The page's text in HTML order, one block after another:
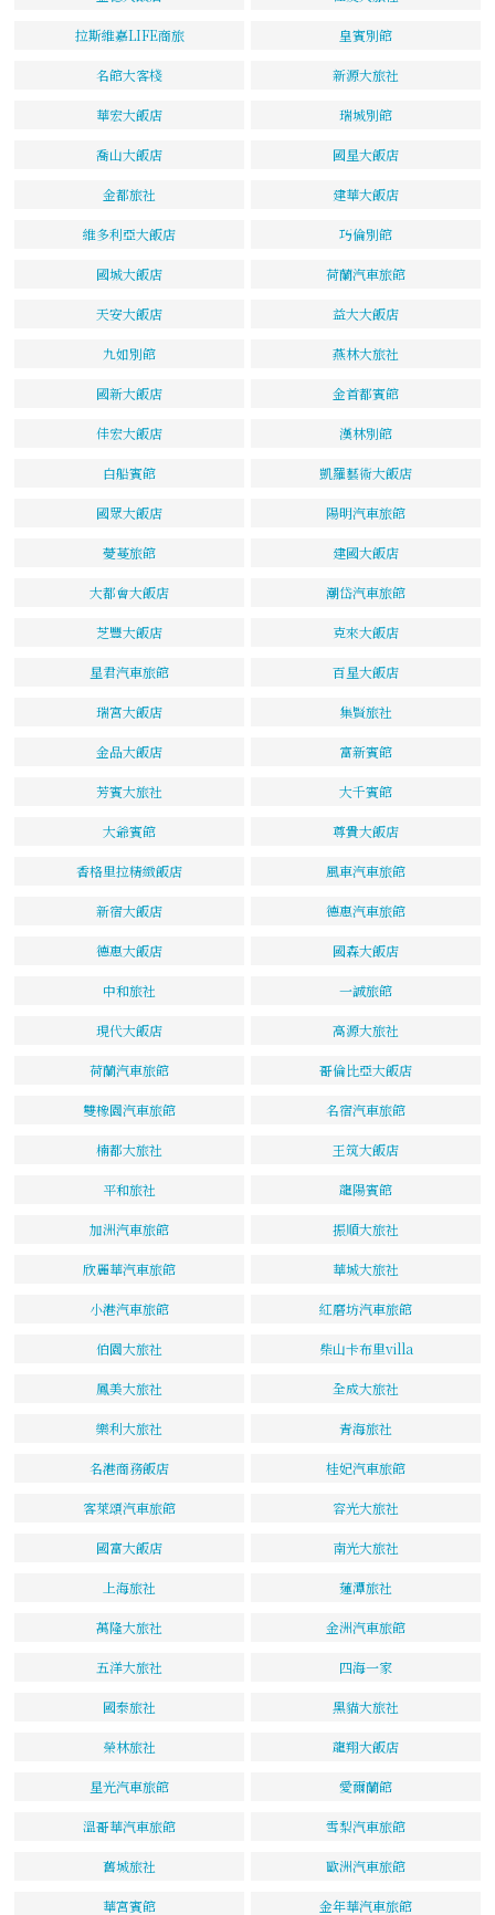
拉斯維嘉LIFE商旅 皇賓別館
名館大客棧 新源大旅社
華宏大飯店 瑞城別館
喬山大飯店 國星大飯店
金都旅社 建華大飯店
維多利亞大飯店 巧倫別館
國城大飯店 荷蘭汽車旅館
天安大飯店 益大大飯店
九如別館 燕林大旅社
國新大飯店 金首都賓館
佳宏大飯店 漢林別館
白船賓館 凱羅藝術大飯店
國眾大飯店 陽明汽車旅館
薆蔓旅館 建國大飯店
大都會大飯店 潮岱汽車旅館
芝豐大飯店 克來大飯店
星君汽車旅館 百星大飯店
瑞宮大飯店 集賢旅社
金品大飯店 富新賓館
芳賓大旅社 大千賓館
大爺賓館 尊貴大飯店
香格里拉精緻飯店 風車汽車旅館
新宿大飯店 德惠汽車旅館
德惠大飯店 國森大飯店
中和旅社 一誠旅館
現代大飯店 高源大旅社
荷蘭汽車旅館 哥倫比亞大飯店
雙橡園汽車旅館 名宿汽車旅館
楠都大旅社 王筑大飯店
平和旅社 龍陽賓館
加洲汽車旅館 振順大旅社
欣麗華汽車旅館 華城大旅社
小港汽車旅館 紅磨坊汽車旅館
伯園大旅社 柴山卡布里villa
鳳美大旅社 全成大旅社
樂利大旅社 青海旅社
名港商務飯店 桂妃汽車旅館
客萊頌汽車旅館 容光大旅社
國富大飯店 南光大旅社
上海旅社 蓮潭旅社
萬隆大旅社 金洲汽車旅館
五洋大旅社 四海一家
國泰旅社 黑貓大旅社
榮林旅社 龍翔大飯店
星光汽車旅館 愛爾蘭館
溫哥華汽車旅館 雪梨汽車旅館
舊城旅社 歐洲汽車旅館
華宮賓館 金年華汽車旅館